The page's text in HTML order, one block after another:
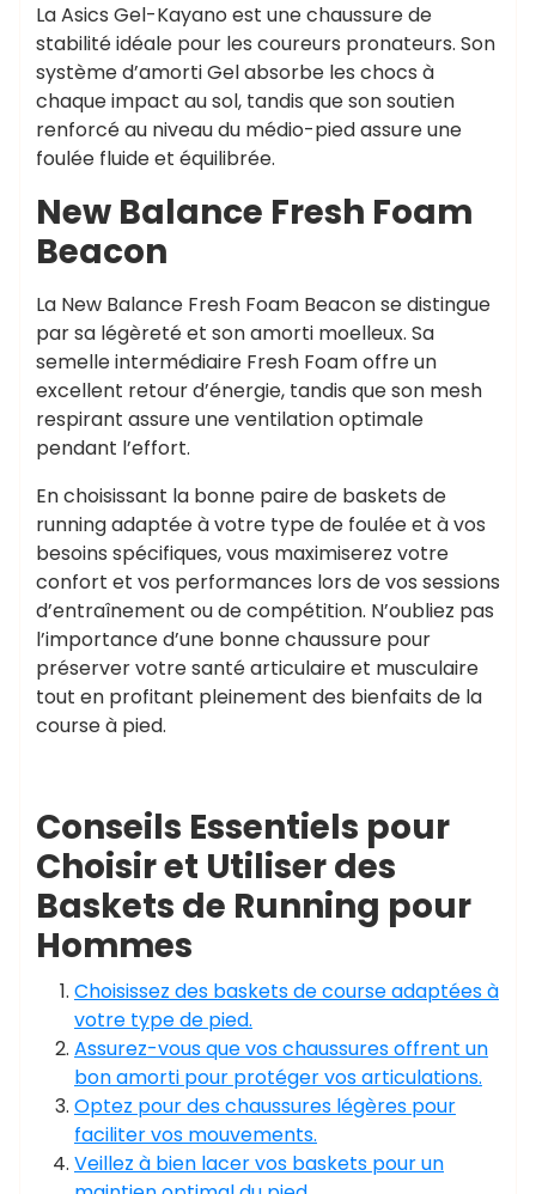
La Asics Gel-Kayano est une chaussure de
stabilité idéale pour les coureurs pronateurs. Son
système d’amorti Gel absorbe les chocs à
chaque impact au sol, tandis que son soutien
renforcé au niveau du médio-pied assure une
foulée fluide et équilibrée.
New Balance Fresh Foam
Beacon
La New Balance Fresh Foam Beacon se distingue
par sa légèreté et son amorti moelleux. Sa
semelle intermédiaire Fresh Foam offre un
excellent retour d’énergie, tandis que son mesh
respirant assure une ventilation optimale
pendant l’effort.
En choisissant la bonne paire de baskets de
running adaptée à votre type de foulée et à vos
besoins spécifiques, vous maximiserez votre
confort et vos performances lors de vos sessions
d’entraînement ou de compétition. N’oubliez pas
l’importance d’une bonne chaussure pour
préserver votre santé articulaire et musculaire
tout en profitant pleinement des bienfaits de la
course à pied.
Conseils Essentiels pour
Choisir et Utiliser des
Baskets de Running pour
Hommes
Choisissez des baskets de course adaptées à
votre type de pied.
Assurez-vous que vos chaussures offrent un
bon amorti pour protéger vos articulations.
Optez pour des chaussures légères pour
faciliter vos mouvements.
Veillez à bien lacer vos baskets pour un